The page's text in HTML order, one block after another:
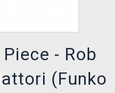
- Rob
(Funko